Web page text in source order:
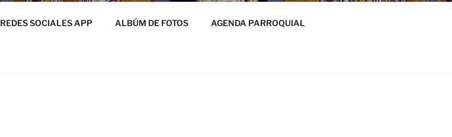
REDES SOCIALES APP ALBÚM DE FOTOS AGENDA PARROQUIAL